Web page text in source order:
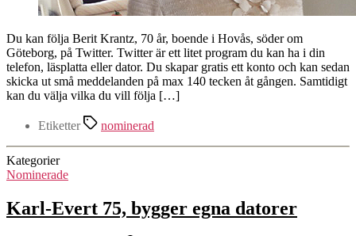
Du kan följa Berit Krantz, 70 år, boende i Hovås, söder om
Göteborg, på Twitter. Twitter är ett litet program du kan ha i din
telefon, läsplatta eller dator. Du skapar gratis ett konto och kan sedan
skicka ut små meddelanden på max 140 tecken åt gången. Samtidigt
kan du välja vilka du vill följa […]
Etiketter nominerad
Kategorier
Nominerade
Karl-Evert 75, bygger egna datorer